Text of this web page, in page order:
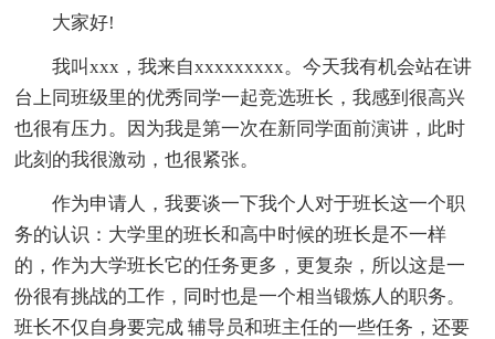
大家好!
我叫xxx，我来自xxxxxxxxx。今天我有机会站在讲
台上同班级里的优秀同学一起竞选班长，我感到很高兴
也很有压力。因为我是第一次在新同学面前演讲，此时
此刻的我很激动，也很紧张。
作为申请人，我要谈一下我个人对于班长这一个职
务的认识：大学里的班长和高中时候的班长是不一样
的，作为大学班长它的任务更多，更复杂，所以这是一
份很有挑战的工作，同时也是一个相当锻炼人的职务。
班长不仅自身要完成 辅导员和班主任的一些任务，还要